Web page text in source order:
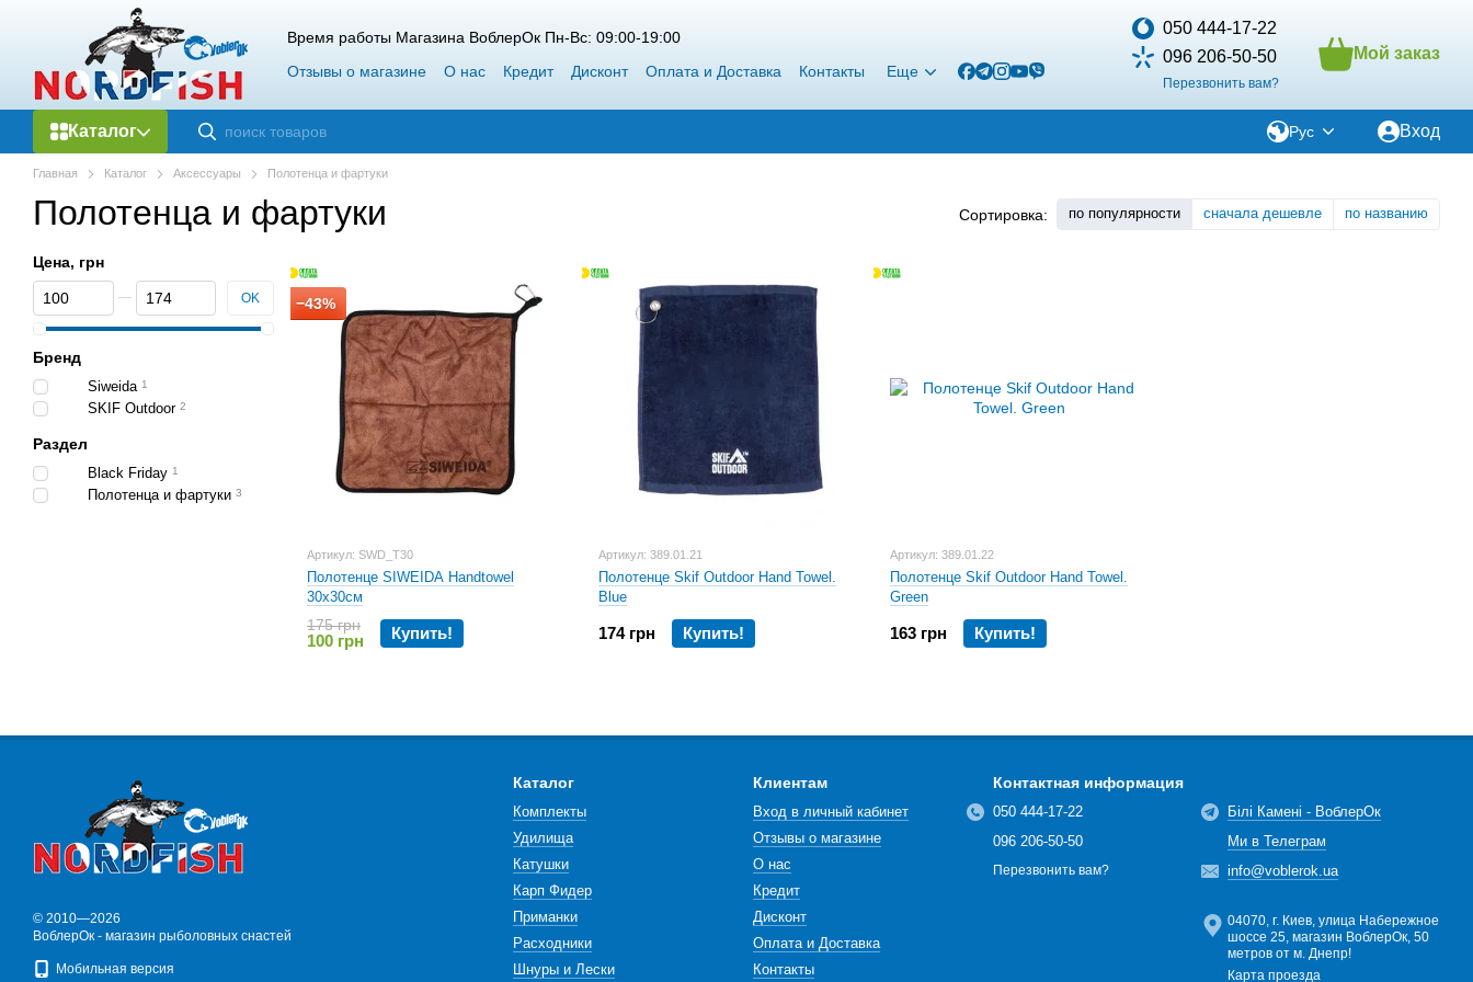
Перейти к основному контенту
Время работы Магазина ВоблерОк Пн-Вс: 09:00-19:00
Отзывы о магазине
О нас Кредит Дисконт Оплата и Доставка Контакты Еще
050 444-17-22
096 206-50-50
Перезвонить вам?
Мой заказ
Каталог Рус Вход
Главная Каталог Аксессуары Полотенца и фартуки
Полотенца и фартуки Сортировка: по популярности сначала дешевле по названию
−43%
Артикул: SWD_T30
Полотенце SIWEIDA Handtowel
30x30см
175 грн
100 грн Купить!
Артикул: 389.01.21
Полотенце Skif Outdoor Hand Towel.
Blue
174 грн Купить!
Артикул: 389.01.22
Полотенце Skif Outdoor Hand Towel.
Green
163 грн Купить!
Цена, грн
От Цена, грн
До Цена, грн OK
Бренд
Siweida 1
SKIF Outdoor 2
Раздел
Black Friday 1
Полотенца и фартуки 3
© 2010—2026
ВоблерОк - магазин рыболовных снастей
Мобильная версия
Каталог
Комплекты
Удилища
Катушки
Карп Фидер
Приманки
Расходники
Шнуры и Лески
Клиентам
Вход в личный кабинет
Отзывы о магазине
О нас
Кредит
Дисконт
Оплата и Доставка
Контакты
Контактная информация
050 444-17-22
096 206-50-50
Перезвонить вам?
Білі Камені - ВоблерОк
Ми в Телеграм
info@voblerok.ua
04070, г. Киев, улица Набережное
шоссе 25, магазин ВоблерОк, 50
метров от м. Днепр!
Карта проезда